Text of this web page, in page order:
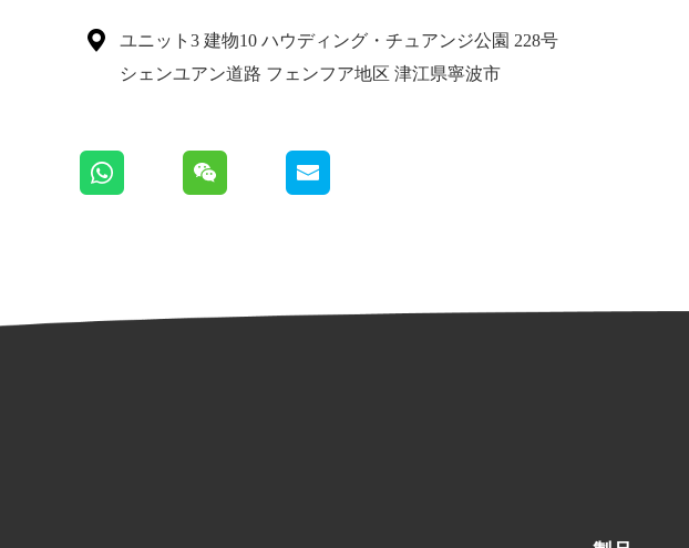

ユニット3 建物10 ハウディング・チュアンジ公園 228号
シェンユアン道路 フェンフア地区 津江県寧波市